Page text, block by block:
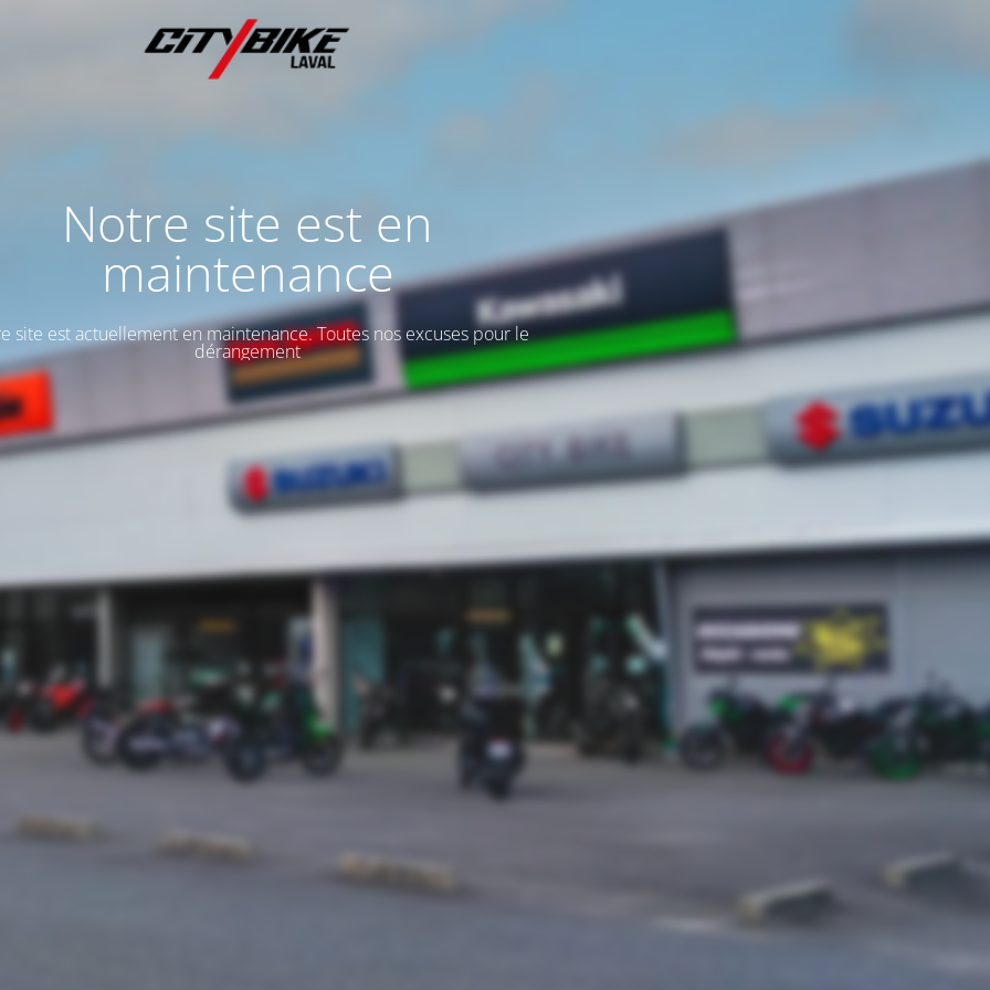
Notre site est en
maintenance
site est actuellement en maintenance. Toutes nos excuses pour le
dérangement